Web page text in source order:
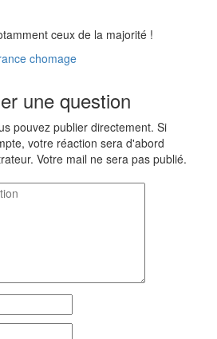
ceux de la majorité !
chomage
une question
pouvez publier directement. Si
votre réaction sera d'abord
Votre mail ne sera pas publié.